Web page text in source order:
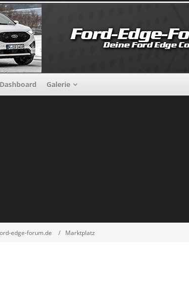
Dashboard Galerie
edge-forum.de Marktplatz